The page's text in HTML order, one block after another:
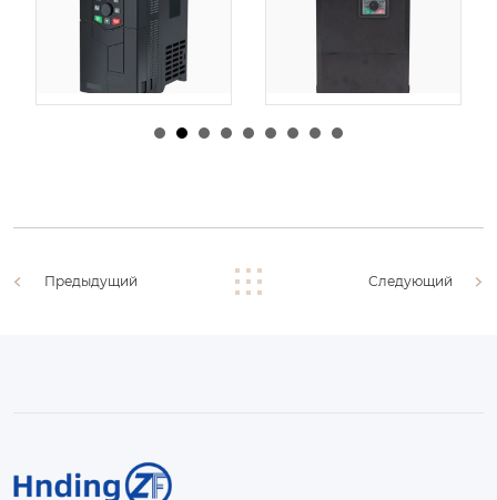
由admin |30 1 月,
由admin |29 1 月,
Предыдущий Следующий